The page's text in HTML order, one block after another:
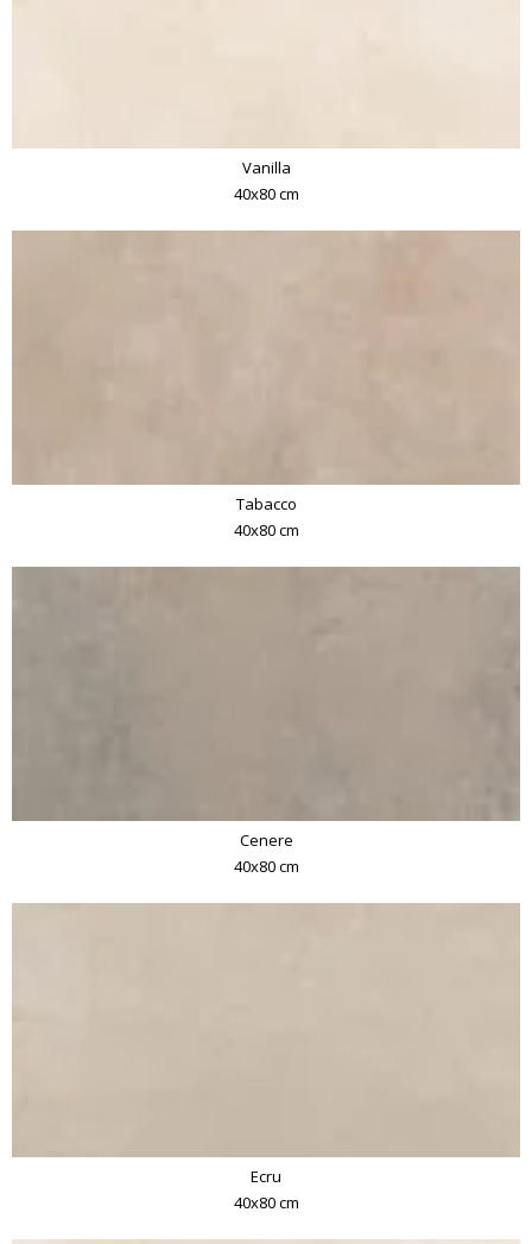
Vanilla
40x80 cm
Tabacco
40x80 cm
Cenere
40x80 cm
Ecru
40x80 cm